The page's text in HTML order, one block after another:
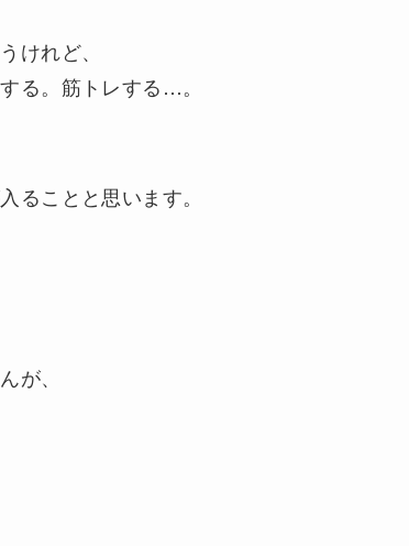
けれど、
る。筋トレする…。
ることと思います。
が、